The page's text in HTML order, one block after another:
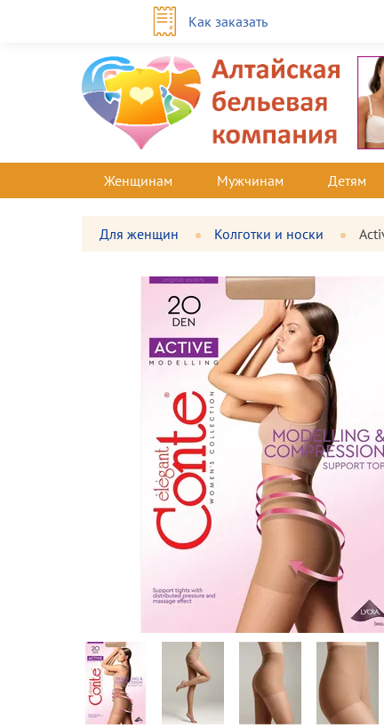
Как заказать
Женщинам Мужчинам Детям
Для женщин Колготки и носки
Фотографии
товара
Большая
фотография
Предпросмотр
фотографий